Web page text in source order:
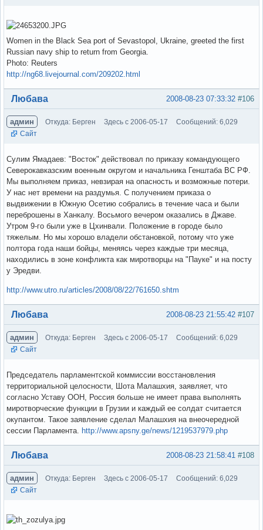
Women in the Black Sea port of Sevastopol, Ukraine, greeted the first
Russian navy ship to return from Georgia.
Photo: Reuters
http://ng68.livejournal.com/209202.html
Вне форума #106
2008-08-23 07:33:32
Любава
админ Откуда: Берген Здесь с 2006-05-17
Сообщений: 6,029
Сайт
Сулим Ямадаев: "Восток" действовал по приказу командующего
Северокавказским военным округом и начальника Генштаба ВС РФ.
Мы выполняем приказ, невзирая на опасность и возможные потери.
У нас нет времени на раздумья. С получением приказа о
выдвижении в Южную Осетию собрались в течение часа и были
переброшены в Ханкалу. Восьмого вечером оказались в Джаве.
Утром 9-го были уже в Цхинвали. Положение в городе было
тяжелым. Но мы хорошо владели обстановкой, потому что уже
полтора года наши бойцы, меняясь через каждые три месяца,
находились в зоне конфликта как миротворцы на "Пауке" и на посту
у Эредви.
http://www.utro.ru/articles/2008/08/22/761650.shtm
Вне форума #107
2008-08-23 21:55:42
Любава
админ Откуда: Берген Здесь с 2006-05-17
Сообщений: 6,029
Сайт
Председатель парламентской коммиссии восстановления
территориальной целосности, Шота Малашхия, заявляет, что
согласно Уставу ООН, Россия больше не имеет права выполнять
миротворческие функции в Грузии и каждый ее солдат считается
окупантом. Такое заявление сделал Малашхия на внеочередной
сессии Парламента.
http://www.apsny.ge/news/1219537979.php
Вне форума #108
2008-08-23 21:58:41
Любава
админ Откуда: Берген Здесь с 2006-05-17
Сообщений: 6,029
Сайт